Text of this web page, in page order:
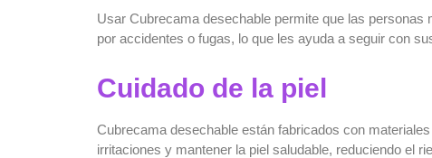
Usar Cubrecama desechable permite que las personas
por accidentes o fugas, lo que les ayuda a seguir con
Cuidado de la piel
Cubrecama desechable están fabricados con
irritaciones y mantener la piel saludable, reduciendo el